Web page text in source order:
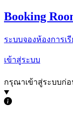
Booking
ระบบจองห้องการเ
เข้าสู่ระบบ
กรุณาเข้าสู่ระบบก่อ